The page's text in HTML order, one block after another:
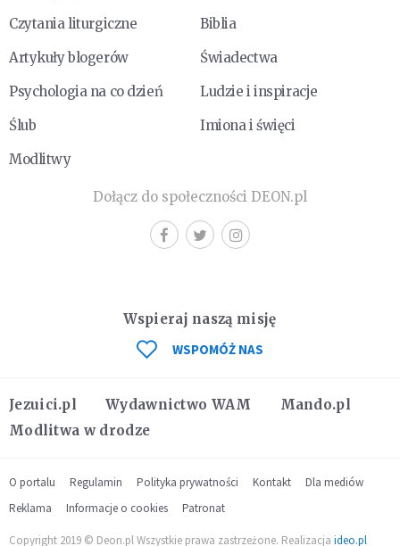
Czytania liturgiczne
Biblia
Artykuły blogerów
Świadectwa
Psychologia na co dzień
Ludzie i inspiracje
Ślub
Imiona i święci
Modlitwy
Dołącz do społeczności DEON.pl
Jezuici.pl Wydawnictwo WAM
Mando.pl
Modlitwa w drodze
Wspieraj naszą misję
WSPOMÓŻ NAS
O portalu Regulamin Polityka prywatności Kontakt
Dla mediów
Reklama
Informacje o cookies Patronat
Copyright 2019 © Deon.pl Wszystkie prawa zastrzeżone. Realizacja ideo.pl